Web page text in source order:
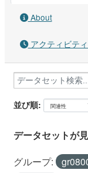
About
アクティビテ
並び順
データセットが
グループ: